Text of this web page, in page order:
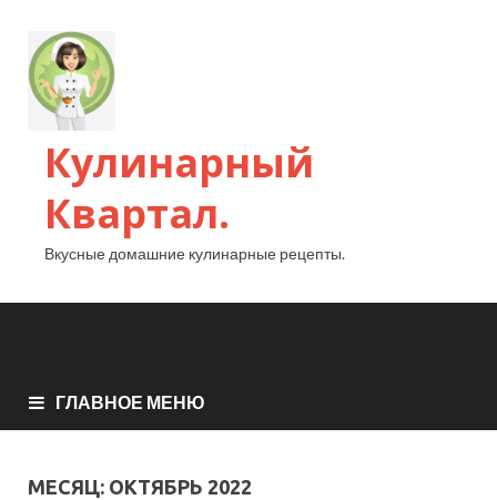
Кулинарный
Квартал.
Вкусные домашние кулинарные рецепты.
ГЛАВНОЕ МЕНЮ
МЕСЯЦ: ОКТЯБРЬ 2022